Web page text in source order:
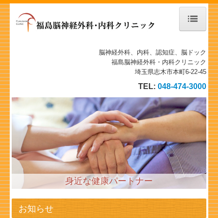
物忘れ外来
施設、設備など
地図、交通案内
個人情報保護方針
施設基準
脳神経外科、内科、認知症、脳ドック
福島脳神経外科・内科クリニック
埼玉県志木市本町6-22-45
TEL: 048-474-3000
身近な健康パートナー
お知らせ